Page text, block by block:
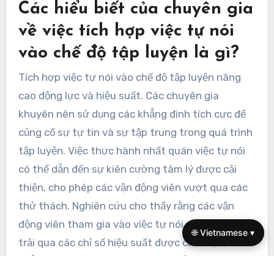
Các hiểu biết của chuyên gia
về việc tích hợp việc tự nói
vào chế độ tập luyện là gì?
Tích hợp việc tự nói vào chế độ tập luyện nâng
cao động lực và hiệu suất. Các chuyên gia
khuyên nên sử dụng các khẳng định tích cực để
củng cố sự tự tin và sự tập trung trong quá trình
tập luyện. Việc thực hành nhất quán việc tự nói
có thể dẫn đến sự kiên cường tâm lý được cải
thiện, cho phép các vận động viên vượt qua các
thử thách. Nghiên cứu cho thấy rằng các vận
động viên tham gia vào việc tự nói có cấu trúc
trải qua các chỉ số hiệu suất được cải thiện,
🌐 Vietnamese ▾